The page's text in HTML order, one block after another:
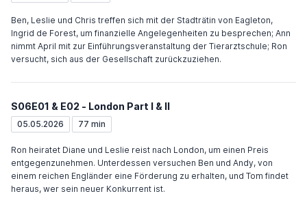
Ben, Leslie und Chris treffen sich mit der Stadträtin von Eagleton,
Ingrid de Forest, um finanzielle Angelegenheiten zu besprechen; Ann
nimmt April mit zur Einführungsveranstaltung der Tierarztschule; Ron
versucht, sich aus der Gesellschaft zurückzuziehen.
S06E01 & E02 - London Part I & II
05.05.2026 77 min
Ron heiratet Diane und Leslie reist nach London, um einen Preis
entgegenzunehmen. Unterdessen versuchen Ben und Andy, von
einem reichen Engländer eine Förderung zu erhalten, und Tom findet
heraus, wer sein neuer Konkurrent ist.